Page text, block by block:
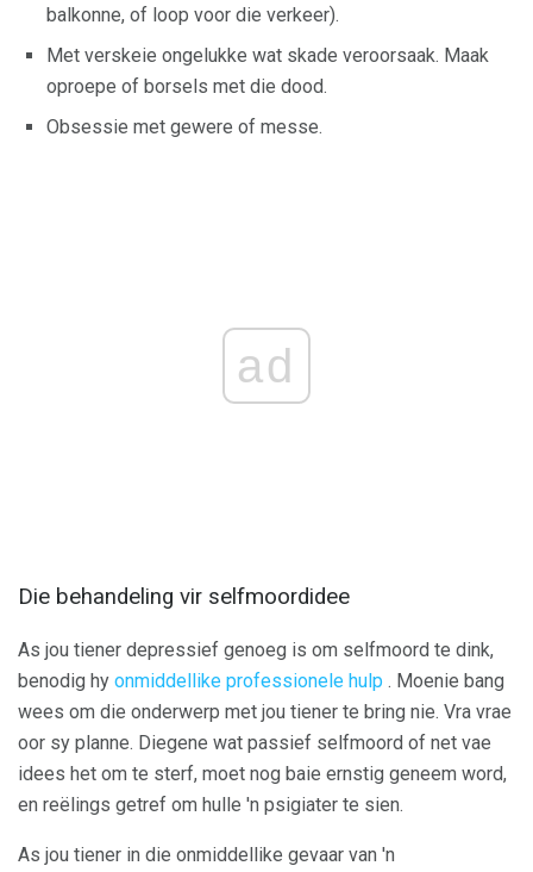
balkonne, of loop voor die verkeer).
Met verskeie ongelukke wat skade veroorsaak. Maak
oproepe of borsels met die dood.
Obsessie met gewere of messe.
ad
Die behandeling vir selfmoordidee
As jou tiener depressief genoeg is om selfmoord te dink,
benodig hy onmiddellike professionele hulp . Moenie bang
wees om die onderwerp met jou tiener te bring nie. Vra vrae
oor sy planne. Diegene wat passief selfmoord of net vae
idees het om te sterf, moet nog baie ernstig geneem word,
en reëlings getref om hulle 'n psigiater te sien.
As jou tiener in die onmiddellike gevaar van 'n